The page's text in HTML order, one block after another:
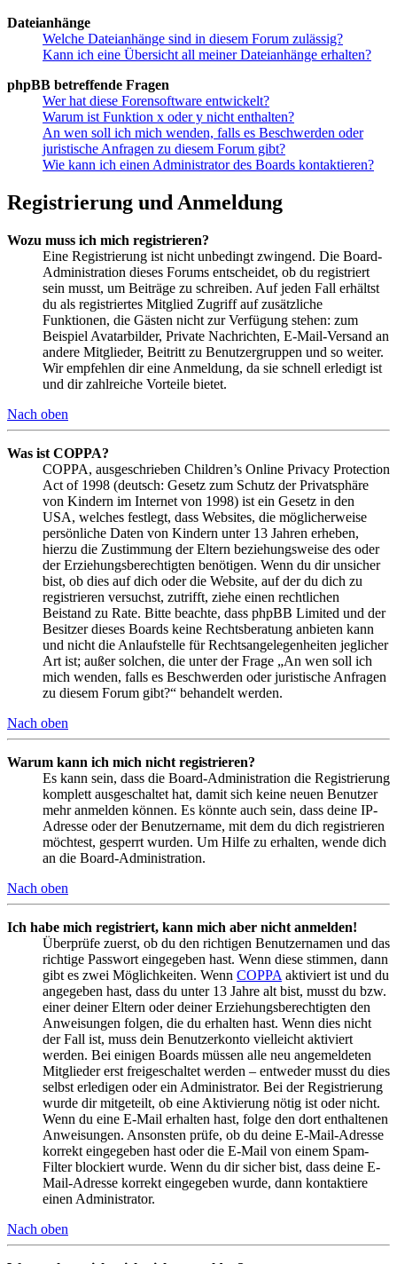
Dateianhänge
Welche Dateianhänge sind in diesem Forum zulässig?
Kann ich eine Übersicht all meiner Dateianhänge erhalten?
phpBB betreffende Fragen
Wer hat diese Forensoftware entwickelt?
Warum ist Funktion x oder y nicht enthalten?
An wen soll ich mich wenden, falls es Beschwerden oder
juristische Anfragen zu diesem Forum gibt?
Wie kann ich einen Administrator des Boards kontaktieren?
Registrierung und Anmeldung
Wozu muss ich mich registrieren?
Eine Registrierung ist nicht unbedingt zwingend. Die Board-
Administration dieses Forums entscheidet, ob du registriert
sein musst, um Beiträge zu schreiben. Auf jeden Fall erhältst
du als registriertes Mitglied Zugriff auf zusätzliche
Funktionen, die Gästen nicht zur Verfügung stehen: zum
Beispiel Avatarbilder, Private Nachrichten, E-Mail-Versand an
andere Mitglieder, Beitritt zu Benutzergruppen und so weiter.
Wir empfehlen dir eine Anmeldung, da sie schnell erledigt ist
und dir zahlreiche Vorteile bietet.
Nach oben
Was ist COPPA?
COPPA, ausgeschrieben Children’s Online Privacy Protection
Act of 1998 (deutsch: Gesetz zum Schutz der Privatsphäre
von Kindern im Internet von 1998) ist ein Gesetz in den
USA, welches festlegt, dass Websites, die möglicherweise
persönliche Daten von Kindern unter 13 Jahren erheben,
hierzu die Zustimmung der Eltern beziehungsweise des oder
der Erziehungsberechtigten benötigen. Wenn du dir unsicher
bist, ob dies auf dich oder die Website, auf der du dich zu
registrieren versuchst, zutrifft, ziehe einen rechtlichen
Beistand zu Rate. Bitte beachte, dass phpBB Limited und der
Besitzer dieses Boards keine Rechtsberatung anbieten kann
und nicht die Anlaufstelle für Rechtsangelegenheiten jeglicher
Art ist; außer solchen, die unter der Frage „An wen soll ich
mich wenden, falls es Beschwerden oder juristische Anfragen
zu diesem Forum gibt?“ behandelt werden.
Nach oben
Warum kann ich mich nicht registrieren?
Es kann sein, dass die Board-Administration die Registrierung
komplett ausgeschaltet hat, damit sich keine neuen Benutzer
mehr anmelden können. Es könnte auch sein, dass deine IP-
Adresse oder der Benutzername, mit dem du dich registrieren
möchtest, gesperrt wurden. Um Hilfe zu erhalten, wende dich
an die Board-Administration.
Nach oben
Ich habe mich registriert, kann mich aber nicht anmelden!
Überprüfe zuerst, ob du den richtigen Benutzernamen und das
richtige Passwort eingegeben hast. Wenn diese stimmen, dann
gibt es zwei Möglichkeiten. Wenn COPPA aktiviert ist und du
angegeben hast, dass du unter 13 Jahre alt bist, musst du bzw.
einer deiner Eltern oder deiner Erziehungsberechtigten den
Anweisungen folgen, die du erhalten hast. Wenn dies nicht
der Fall ist, muss dein Benutzerkonto vielleicht aktiviert
werden. Bei einigen Boards müssen alle neu angemeldeten
Mitglieder erst freigeschaltet werden – entweder musst du dies
selbst erledigen oder ein Administrator. Bei der Registrierung
wurde dir mitgeteilt, ob eine Aktivierung nötig ist oder nicht.
Wenn du eine E-Mail erhalten hast, folge den dort enthaltenen
Anweisungen. Ansonsten prüfe, ob du deine E-Mail-Adresse
korrekt eingegeben hast oder die E-Mail von einem Spam-
Filter blockiert wurde. Wenn du dir sicher bist, dass deine E-
Mail-Adresse korrekt eingegeben wurde, dann kontaktiere
einen Administrator.
Nach oben